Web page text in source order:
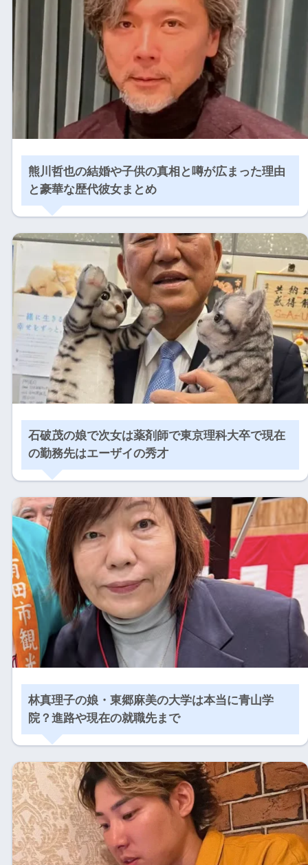
熊川哲也の結婚や子供の真相と噂が広まった理由
と豪華な歴代彼女まとめ
石破茂の娘で次女は薬剤師で東京理科大卒で現在
の勤務先はエーザイの秀才
林真理子の娘・東郷麻美の大学は本当に青山学
院？進路や現在の就職先まで